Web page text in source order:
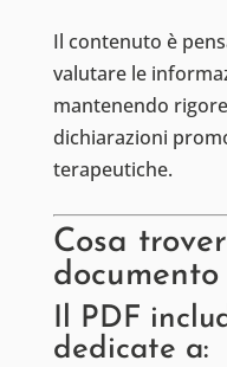
Il contenuto è
valutare le
mantenendo
dichiarazioni
terapeutiche.
Cosa
documento
Il PDF
dedicate a: